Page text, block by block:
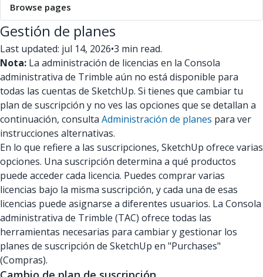
Browse pages
Gestión de planes
Last updated: jul 14, 2026•3 min read.
Nota: La administración de licencias en la Consola
administrativa de Trimble aún no está disponible para
todas las cuentas de SketchUp. Si tienes que cambiar tu
plan de suscripción y no ves las opciones que se detallan a
continuación, consulta Administración de planes para ver
instrucciones alternativas.
En lo que refiere a las suscripciones, SketchUp ofrece varias
opciones. Una suscripción determina a qué productos
puede acceder cada licencia. Puedes comprar varias
licencias bajo la misma suscripción, y cada una de esas
licencias puede asignarse a diferentes usuarios. La Consola
administrativa de Trimble (TAC) ofrece todas las
herramientas necesarias para cambiar y gestionar los
planes de suscripción de SketchUp en "Purchases"
(Compras).